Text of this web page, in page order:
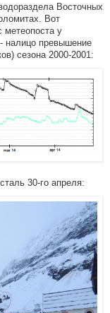
Восточных
Вот
метеопоста у
налицо превышение
сезона 2000-2001:
30-го апреля: